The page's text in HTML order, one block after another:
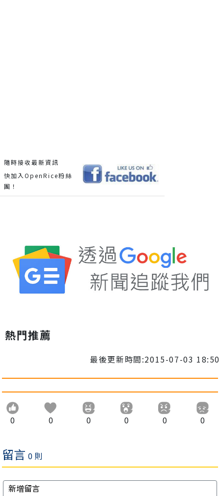
隨時接收最新資訊
快加入OpenRice粉絲
團！
熱門推薦
最後更新時間:2015-07-03 18:50
0 0 0 0 0 0